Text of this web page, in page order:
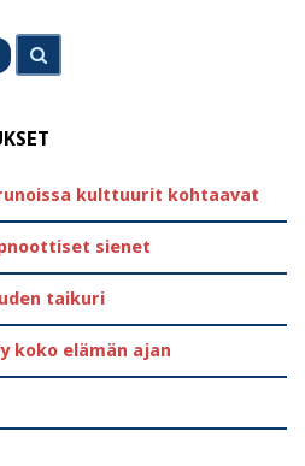
runoissa kulttuurit kohtaavat
sienet
taikuri
koko elämän ajan